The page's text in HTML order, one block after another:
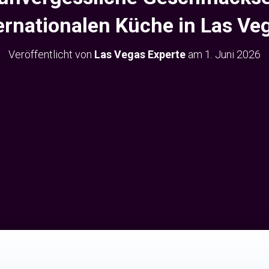
Küche in Las
Veröffentlicht von Las Vegas Experteam 1. Juni 2026